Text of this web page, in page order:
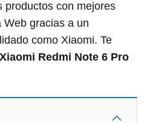
productos con mejores
gracias a un
como Xiaomi. Te
Xiaomi Redmi Note 6 Pro